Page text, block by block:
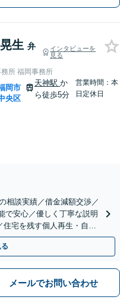
生 弁
インタビューを
見る
所 福岡事務所
岡市
央区
天神駅 か
ら徒歩5分
営業時間：本
日定休日
相談実績／借金減額交渉／
で安心／優しく丁寧な説明
住宅を残す個人再生・自己
メールでお問い合わせ